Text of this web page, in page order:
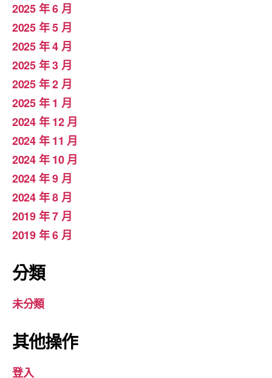
2025 年 6 月
2025 年 5 月
2025 年 4 月
2025 年 3 月
2025 年 2 月
2025 年 1 月
2024 年 12 月
2024 年 11 月
2024 年 10 月
2024 年 9 月
2024 年 8 月
2019 年 7 月
2019 年 6 月
分類
未分類
其他操作
登入